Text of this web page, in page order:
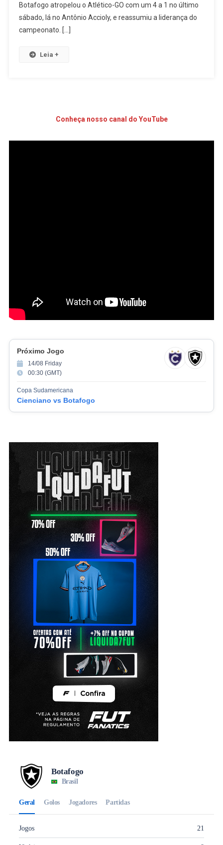
Botafogo atropelou o Atlético-GO com um 4 a 1 no último
sábado, lá no Antônio Accioly, e reassumiu a liderança do
campeonato. […]
Leia +
Conheça nosso canal do YouTube
Próximo Jogo
14/08 Friday
00:30 (GMT)
Copa Sudamericana
Cienciano vs Botafogo